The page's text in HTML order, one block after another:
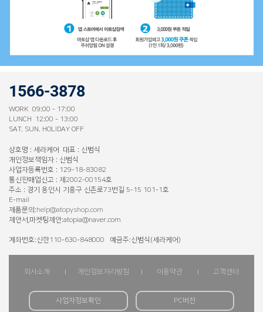
1566-3878
WORK 09:00 - 17:00
LUNCH 12:00 - 13:00
SAT. SUN. HOLIDAY OFF
상호명 : 세라케어 대표 : 신범식
개인정보책임자 : 신범식
사업자등록번호 : 129-18-83082
통신판매업신고 : 제2002-00154호
주소 : 경기 용인시 기흥구 신촌로73번길 5-15 101-1호
E-mail
제품문의:help@atopyshop.com
제안서,마켓팅제안:atopia@naver.com
계좌번호:신한110-630-848000 예금주:신범식(세라케어)
회사소개 개인정보처리방침 이용약관 고객센터
사업자정보확인 PC버전